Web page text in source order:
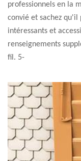
professionnels en la
convié et sachez
intéressants et
renseignements
fil. 5-